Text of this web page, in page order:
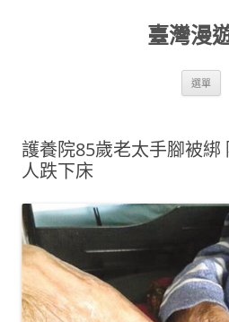
臺灣漫
選單
護養院85歲老太手腳被
人跌下床